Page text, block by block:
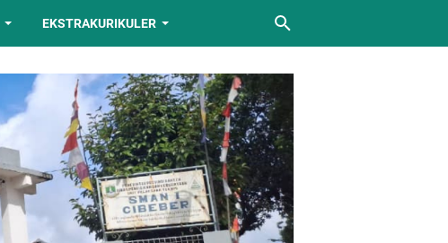
EKSTRAKURIKULER